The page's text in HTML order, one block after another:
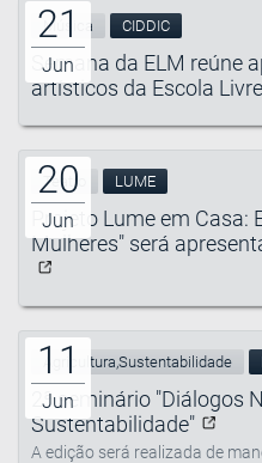
21
Jun
Música CIDDIC
Semana da ELM reúne
artísticos da Escola
20
Jun
Teatro LUME
Projeto Lume em
Mulheres" será
11
Jun
Agricultura,Sustentabilidade
2ª seminário "Diálogos
Sustentabilidade"
A edição será realizada de